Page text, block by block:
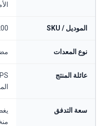
الموديل / SKU
نوع المعدات
عائلة المنتج
سعة التدفق